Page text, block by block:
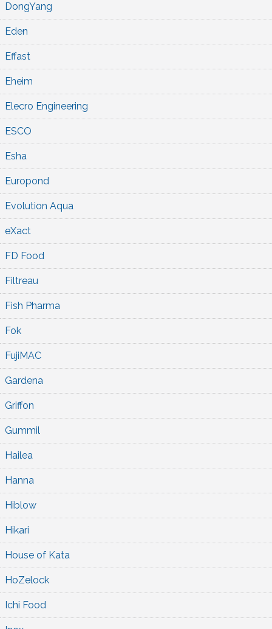
DongYang
Eden
Effast
Eheim
Elecro Engineering
ESCO
Esha
Europond
Evolution Aqua
eXact
FD Food
Filtreau
Fish Pharma
Fok
FujiMAC
Gardena
Griffon
Gummil
Hailea
Hanna
Hiblow
Hikari
House of Kata
HoZelock
Ichi Food